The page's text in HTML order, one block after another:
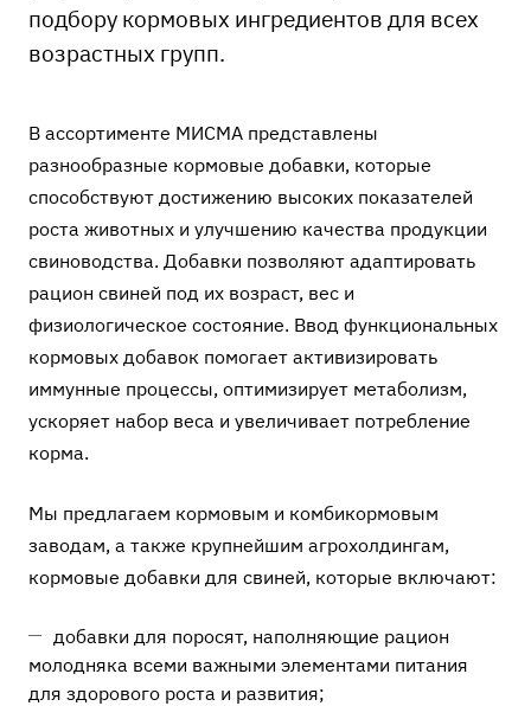
подбору кормовых ингредиентов для всех
возрастных групп.
В ассортименте МИСМА представлены
разнообразные кормовые добавки, которые
способствуют достижению высоких показателей
роста животных и улучшению качества продукции
свиноводства. Добавки позволяют адаптировать
рацион свиней под их возраст, вес и
физиологическое состояние. Ввод функциональных
кормовых добавок помогает активизировать
иммунные процессы, оптимизирует метаболизм,
ускоряет набор веса и увеличивает потребление
корма.
Мы предлагаем кормовым и комбикормовым
заводам, а также крупнейшим агрохолдингам,
кормовые добавки для свиней, которые включают:
добавки для поросят, наполняющие рацион
молодняка всеми важными элементами питания
для здорового роста и развития;